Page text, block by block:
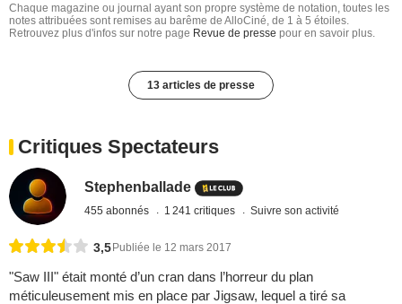
Chaque magazine ou journal ayant son propre système de notation, toutes les
notes attribuées sont remises au barême de AlloCiné, de 1 à 5 étoiles.
Retrouvez plus d'infos sur notre page Revue de presse pour en savoir plus.
13 articles de presse
Critiques Spectateurs
Stephenballade
455 abonnés 1 241 critiques Suivre son activité
3,5Publiée le 12 mars 2017
"Saw III" était monté d’un cran dans l’horreur du plan
méticuleusement mis en place par Jigsaw, lequel a tiré sa